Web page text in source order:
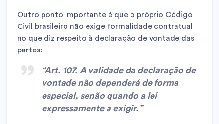
Outro ponto importante é que o próprio Código
Civil brasileiro não exige formalidade contratual
no que diz respeito à declaração de vontade das
partes:
“Art. 107. A validade da declaração de
vontade não dependerá de forma
especial, senão quando a lei
expressamente a exigir.”